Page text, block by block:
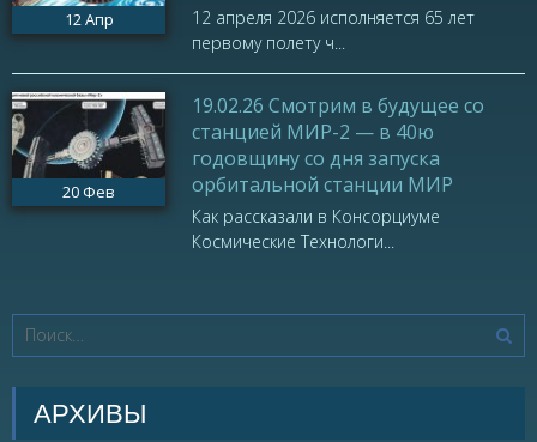
12Апр
12 апреля 2026 исполняется 65 лет
первому полету ч...
20 Фев
19.02.26 Смотрим в будущее со
станцией МИР-2 — в 40ю
годовщину со дня запуска
орбитальной станции МИР
Как рассказали в Консорциуме
Космические Технологи...
АРХИВЫ